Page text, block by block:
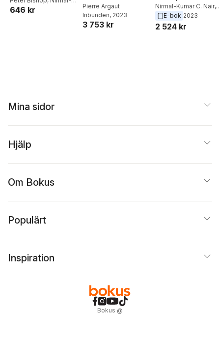
Electric Power
Kumar C. Nair
646 kr
Cables
Pierre Argaut
Inbunden, 2023
3 753 kr
Applications to
Electric Power
Systems
Nirmal-Kumar C. Nair,
Peter Bishop
E-bok 2023
2 524 kr
Mina sidor
Hjälp
Om Bokus
Populärt
Inspiration
Bokus @